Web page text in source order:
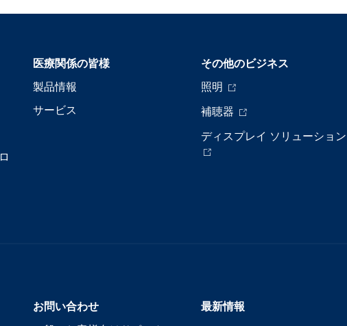
医療関係の皆様
製品情報
サービス
その他のビジネス
照明
補聴器
ディスプレイ ソリューション
お問い合わせ
最新情報